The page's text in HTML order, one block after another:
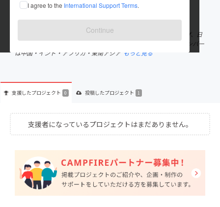
I agree to the International Support Terms.
Continue
在住国：日本 現在地：大阪府
出身国：日本 出身地：東京都
私達は「生活をより快適に-more confy-」というミッションを掲げ、日
本にないような商品をインポートしております。 実際、私たちメンバー
は中国・インド・アフリカ・東南アジア もっと見る
支援したプロジェクト 0 投稿したプロジェクト 1
支援者になっているプロジェクトはまだありません。